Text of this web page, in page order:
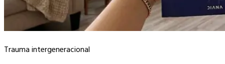
Trauma intergeneracional